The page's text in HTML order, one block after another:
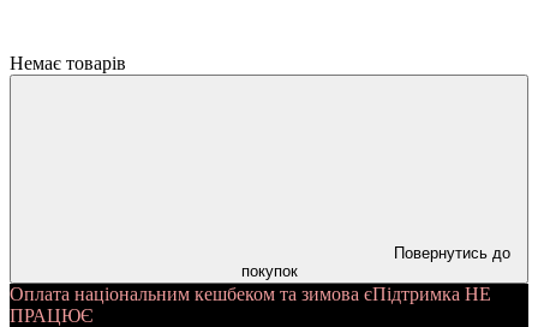
Немає товарів
Повернутись до
покупок
Оплата національним кешбеком та зимова єПідтримка НЕ
ПРАЦЮЄ